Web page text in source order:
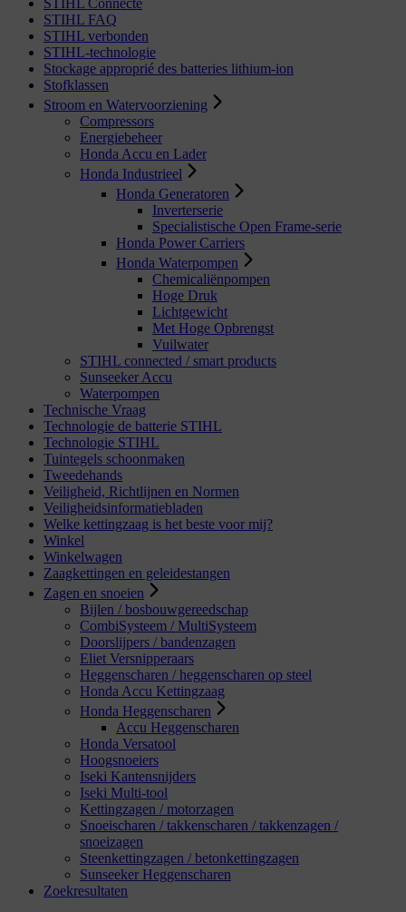
STIHL FAQ
STIHL verbonden
STIHL-technologie
Stockage approprié des batteries lithium-ion
Stofklassen
Stroom en Watervoorziening
Compressors
Energiebeheer
Honda Accu en Lader
Honda Industrieel
Honda Generatoren
Inverterserie
Specialistische Open Frame-serie
Honda Power Carriers
Honda Waterpompen
Chemicaliënpompen
Hoge Druk
Lichtgewicht
Met Hoge Opbrengst
Vuilwater
STIHL connected / smart products
Sunseeker Accu
Waterpompen
Technische Vraag
Technologie de batterie STIHL
Technologie STIHL
Tuintegels schoonmaken
Tweedehands
Veiligheid, Richtlijnen en Normen
Veiligheidsinformatiebladen
Welke kettingzaag is het beste voor mij?
Winkel
Winkelwagen
Zaagkettingen en geleidestangen
Zagen en snoeien
Bijlen / bosbouwgereedschap
CombiSysteem / MultiSysteem
Doorslijpers / bandenzagen
Eliet Versnipperaars
Heggenscharen / heggenscharen op steel
Honda Accu Kettingzaag
Honda Heggenscharen
Accu Heggenscharen
Honda Versatool
Hoogsnoeiers
Iseki Kantensnijders
Iseki Multi-tool
Kettingzagen / motorzagen
Snoeischaren / takkenscharen / takkenzagen /
snoeizagen
Steenkettingzagen / betonkettingzagen
Sunseeker Heggenscharen
Zoekresultaten